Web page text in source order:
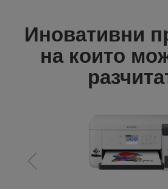
Иновативни
на които